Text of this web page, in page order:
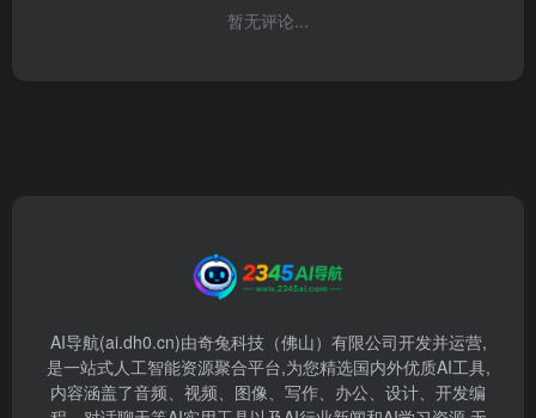
暂无评论...
AI导航(ai.dh0.cn)由奇兔科技（佛山）有限公司开发并运营,
是一站式人工智能资源聚合平台,为您精选国内外优质AI工具,
内容涵盖了音频、视频、图像、写作、办公、设计、开发编